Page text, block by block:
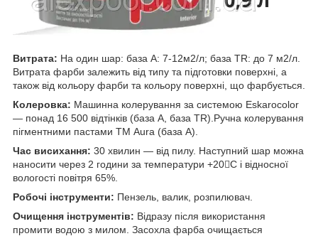
Витрата: На один шар: база А: 7-12м2/л; база TR: до 7 м2/л.
Витрата фарби залежить від типу та підготовки поверхні, а
також від кольору фарби та кольору поверхні, що фарбується.
Колеровка: Машинна колерування за системою Eskarocolor
— понад 16 500 відтінків (база А, база TR).Ручна колерування
пігментними пастами ТМ Aura (база А).
Час висихання: 30 хвилин — від пилу. Наступний шар можна
наносити через 2 години за температури +20C і відносної
вологості повітря 65%.
Робочі інструменти: Пензель, валик, розпилювач.
Очищення інструментів: Відразу після використання
промити водою з милом. Засохла фарба очищається